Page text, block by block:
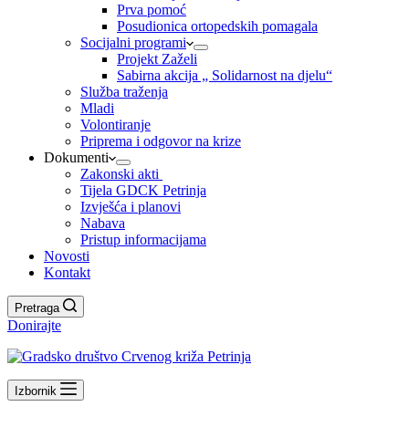
Prva pomoć
Posudionica ortopedskih pomagala
Socijalni programi
Projekt Zaželi
Sabirna akcija „ Solidarnost na djelu“
Služba traženja
Mladi
Volontiranje
Priprema i odgovor na krize
Dokumenti
Zakonski akti
Tijela GDCK Petrinja
Izvješća i planovi
Nabava
Pristup informacijama
Novosti
Kontakt
Pretraga
Donirajte
Izbornik